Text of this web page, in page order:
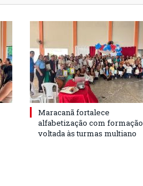
Maracanã fortalece
alfabetização com formação
voltada às turmas multiano